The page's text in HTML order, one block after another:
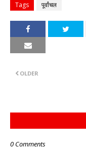
Tags पूर्वांचल
OLDER
0 Comments